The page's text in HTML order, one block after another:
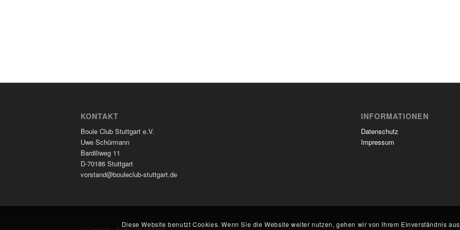
KONTAKT
Boule Club Stuttgart e.V.
Uwe Schürmann
Bardiliweg 11
D-70186 Stuttgart
vorstand@bouleclub-stuttgart.de
INFORMATIONEN
Datenschutz
Impressum
Diese Website benutzt Cookies. Wenn Sie die Website weiter nutzen, gehen wir von Ihrem Einverständnis